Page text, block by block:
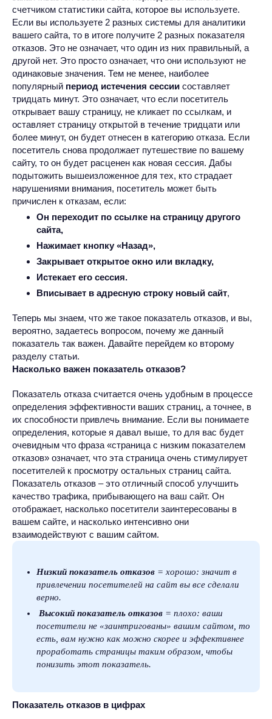
счетчиком статистики сайта, которое вы используете.
Если вы используете 2 разных системы для аналитики
вашего сайта, то в итоге получите 2 разных показателя
отказов. Это не означает, что один из них правильный, а
другой нет. Это просто означает, что они используют не
одинаковые значения. Тем не менее, наиболее
популярный период истечения сессии составляет
тридцать минут. Это означает, что если посетитель
открывает вашу страницу, не кликает по ссылкам, и
оставляет страницу открытой в течение тридцати или
более минут, он будет отнесен в категорию отказа. Если
посетитель снова продолжает путешествие по вашему
сайту, то он будет расценен как новая сессия. Дабы
подытожить вышеизложенное для тех, кто страдает
нарушениями внимания, посетитель может быть
причислен к отказам, если:
Он переходит по ссылке на страницу другого
сайта,
Нажимает кнопку «Назад»,
Закрывает открытое окно или вкладку,
Истекает его сессия.
Вписывает в адресную строку новый сайт,
Теперь мы знаем, что же такое показатель отказов, и вы,
вероятно, задаетесь вопросом, почему же данный
показатель так важен. Давайте перейдем ко второму
разделу статьи.
Насколько важен показатель отказов?
Показатель отказа считается очень удобным в процессе
определения эффективности ваших страниц, а точнее, в
их способности привлечь внимание. Если вы понимаете
определения, которые я давал выше, то для вас будет
очевидным что фраза «страница с низким показателем
отказов» означает, что эта страница очень стимулирует
посетителей к просмотру остальных страниц сайта.
Показатель отказов – это отличный способ улучшить
качество трафика, прибывающего на ваш сайт. Он
отображает, насколько посетители заинтересованы в
вашем сайте, и насколько интенсивно они
взаимодействуют с вашим сайтом.
Низкий показатель отказов = хорошо: значит в
привлечении посетителей на сайт вы все сделали
верно.
Высокий показатель отказов = плохо: ваши
посетители не «заинтригованы» вашим сайтом, то
есть, вам нужно как можно скорее и эффективнее
проработать страницы таким образом, чтобы
понизить этот показатель.
Показатель отказов в цифрах